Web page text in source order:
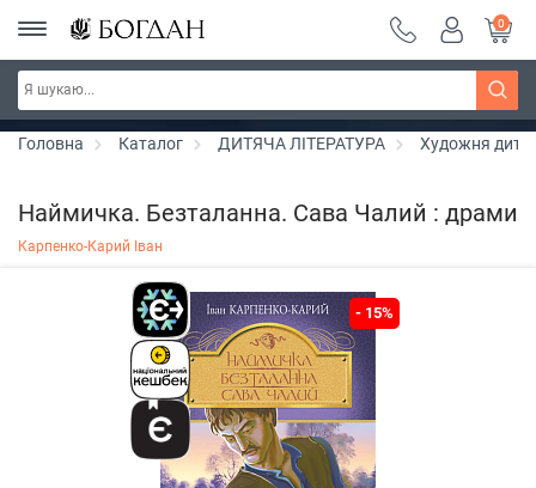
РОЗПРОДАЖ ~ 150 грн ~ 200 грн ~ 250 грн ~
300 грн ~ РОЗПРОДАЖ
Дізнатись більше
0
Головна Каталог ДИТЯЧА ЛІТЕРАТУРА Художня
Наймичка. Безталанна. Сава Чалий : драми
Карпенко-Карий Іван
- 15%